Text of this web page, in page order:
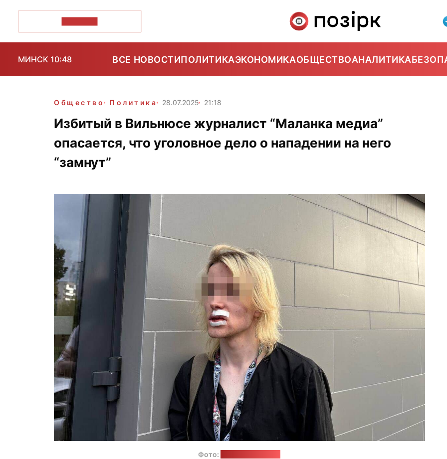
МИНСК 10:48 ВСЕ НОВОСТИПОЛИТИКАЭКОНОМИКАОБЩЕСТВОАНАЛИТИКА
Общество Политика 28.07.2025 21:18
Избитый в Вильнюсе журналист “Маланка медиа”
опасается, что уголовное дело о нападении на него
“замнут”
Фото: